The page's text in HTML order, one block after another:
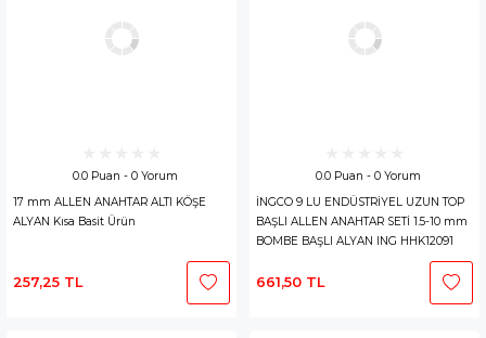
0.0 Puan - 0 Yorum
17 mm ALLEN ANAHTAR ALTI KÖŞE
ALYAN Kısa Basit Ürün
257,25 TL
0.0 Puan - 0 Yorum
İNGCO 9 LU ENDÜSTRİYEL UZUN TOP
BAŞLI ALLEN ANAHTAR SETİ 1.5-10 mm
BOMBE BAŞLI ALYAN ING HHK12091
661,50 TL